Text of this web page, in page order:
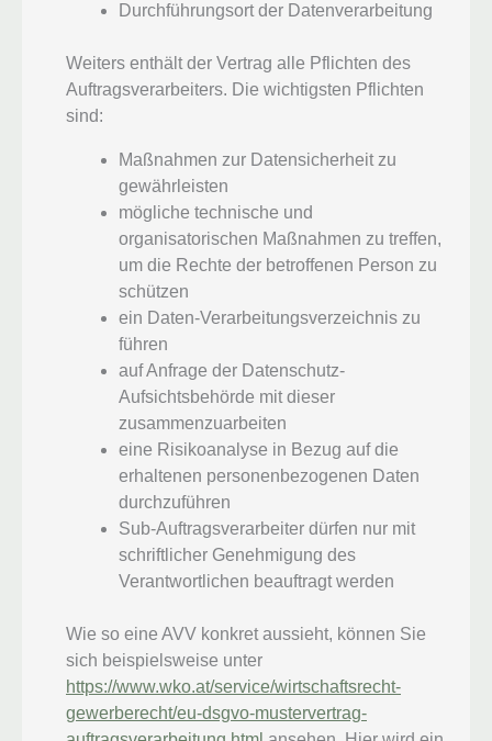
Durchführungsort der Datenverarbeitung
Weiters enthält der Vertrag alle Pflichten des
Auftragsverarbeiters. Die wichtigsten Pflichten
sind:
Maßnahmen zur Datensicherheit zu
gewährleisten
mögliche technische und
organisatorischen Maßnahmen zu treffen,
um die Rechte der betroffenen Person zu
schützen
ein Daten-Verarbeitungsverzeichnis zu
führen
auf Anfrage der Datenschutz-
Aufsichtsbehörde mit dieser
zusammenzuarbeiten
eine Risikoanalyse in Bezug auf die
erhaltenen personenbezogenen Daten
durchzuführen
Sub-Auftragsverarbeiter dürfen nur mit
schriftlicher Genehmigung des
Verantwortlichen beauftragt werden
Wie so eine AVV konkret aussieht, können Sie
sich beispielsweise unter
https://www.wko.at/service/wirtschaftsrecht-
gewerberecht/eu-dsgvo-mustervertrag-